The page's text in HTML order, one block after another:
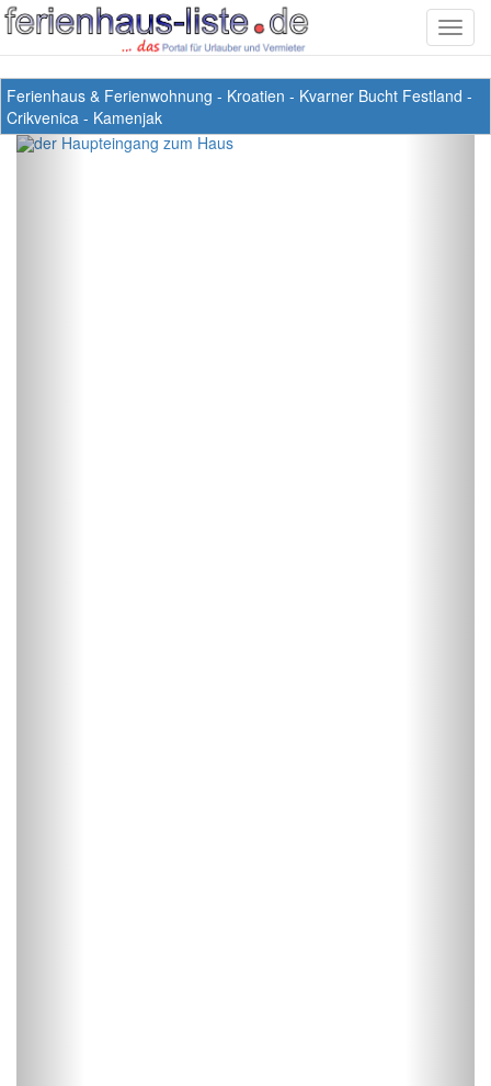
Ferienhaus & Ferienwohnung - Kroatien - Kvarner Bucht Festland -
Crikvenica - Kamenjak